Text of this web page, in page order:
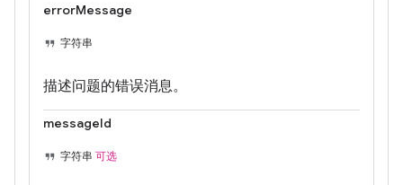
errorMessage
字符串
描述问题的错误消息。
messageId
字符串 可选